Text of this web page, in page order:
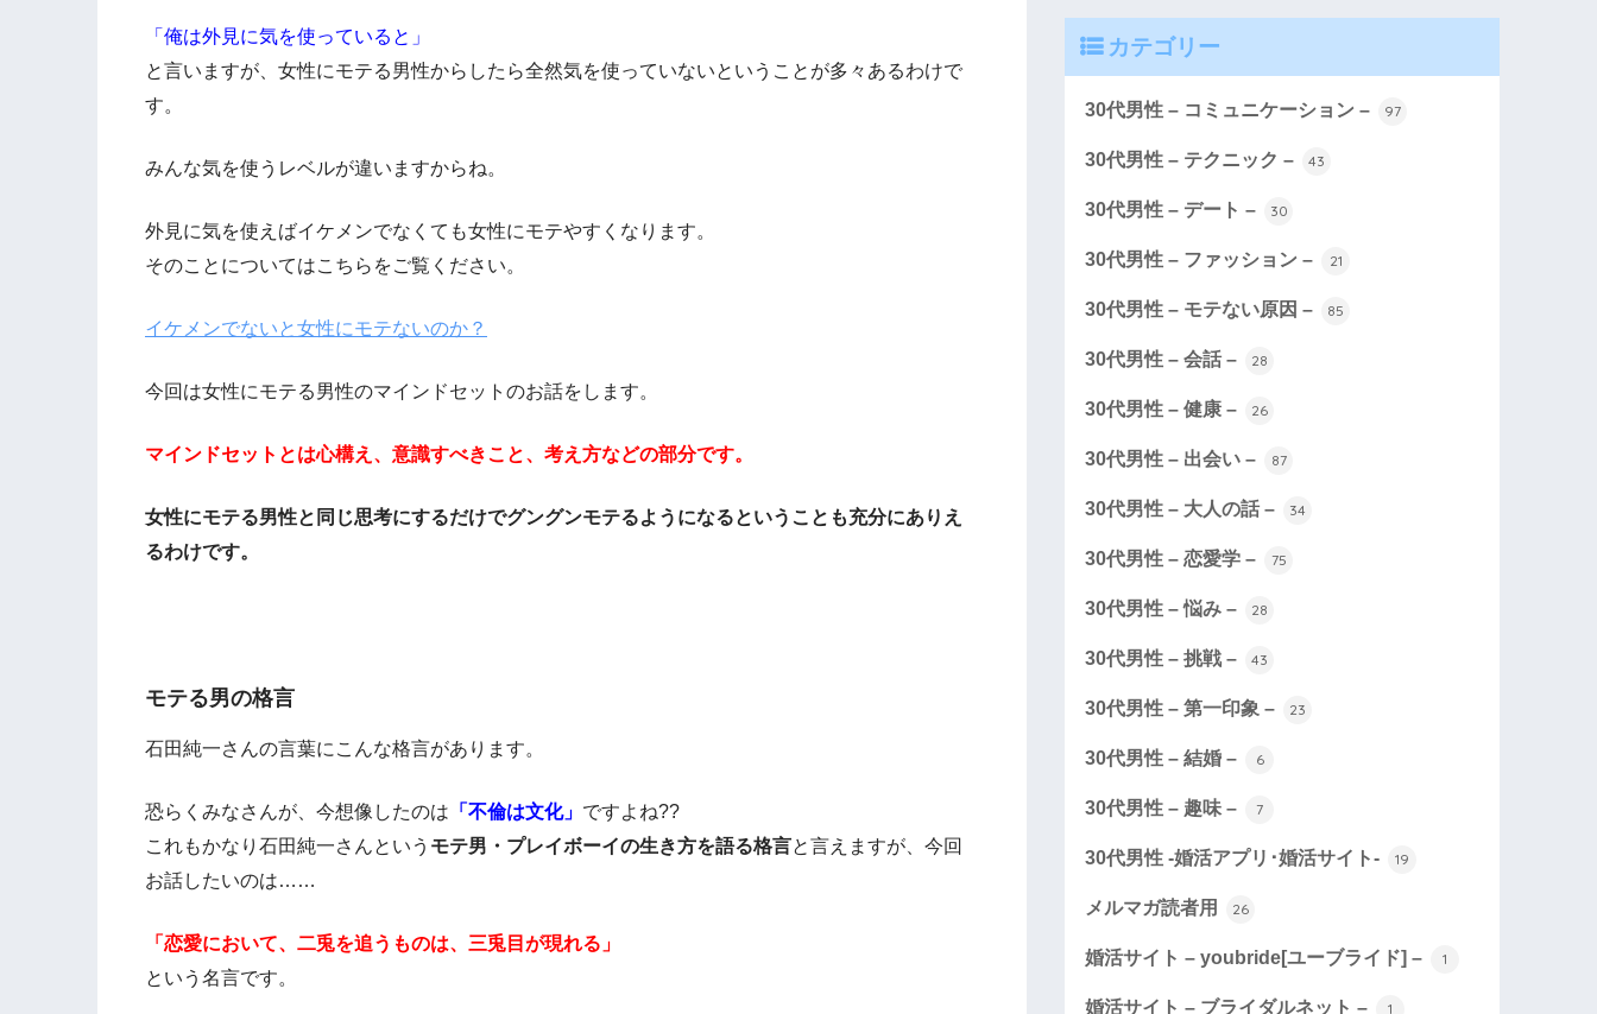
「俺は外見に気を使っていると」
と言いますが、女性にモテる男性からしたら全然気を使っていないということが多々あるわけで
す。
みんな気を使うレベルが違いますからね。
外見に気を使えばイケメンでなくても女性にモテやすくなります。
そのことについてはこちらをご覧ください。
イケメンでないと女性にモテないのか？
今回は女性にモテる男性のマインドセットのお話をします。
マインドセットとは心構え、意識すべきこと、考え方などの部分です。
女性にモテる男性と同じ思考にするだけでグングンモテるようになるということも充分にありえ
るわけです。
モテる男の格言
石田純一さんの言葉にこんな格言があります。
恐らくみなさんが、今想像したのは 「不倫は文化」 ですよね??
これもかなり石田純一さんという モテ男・プレイボーイの生き方を語る格言と言えますが、今回
お話したいのは……
「恋愛において、二兎を追うものは、三兎目が現れる」
という名言です。
カテゴリー
30代男性 – コミュニケーション – 97
30代男性 – テクニック – 43
30代男性 – デート – 30
30代男性 – ファッション – 21
30代男性 – モテない原因 – 85
30代男性 – 会話 – 28
30代男性 – 健康 – 26
30代男性 – 出会い – 87
30代男性 – 大人の話 – 34
30代男性 – 恋愛学 – 75
30代男性 – 悩み – 28
30代男性 – 挑戦 – 43
30代男性 – 第一印象 – 23
30代男性 – 結婚 – 6
30代男性 – 趣味 – 7
30代男性 -婚活アプリ･婚活サイト- 19
メルマガ読者用 26
婚活サイト – youbride[ユーブライド] – 1
婚活サイト – ブライダルネット – 1